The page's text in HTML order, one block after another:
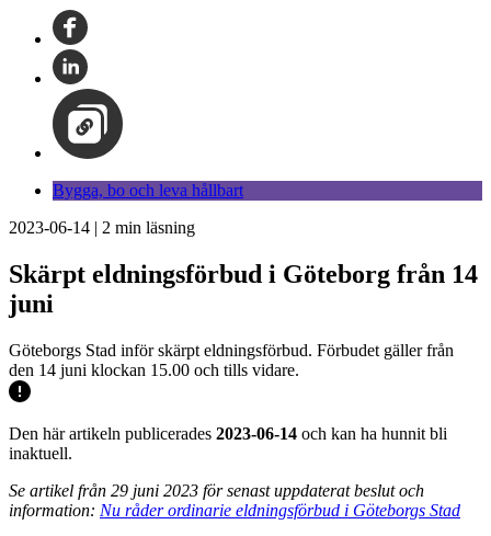
Bygga, bo och leva hållbart
2023-06-14 | 2 min läsning
Skärpt eldningsförbud i Göteborg från 14
juni
Göteborgs Stad inför skärpt eldningsförbud. Förbudet gäller från
den 14 juni klockan 15.00 och tills vidare.
Den här artikeln publicerades 2023-06-14 och kan ha hunnit bli
inaktuell.
Se artikel från 29 juni 2023 för senast uppdaterat beslut och
information: Nu råder ordinarie eldningsförbud i Göteborgs Stad